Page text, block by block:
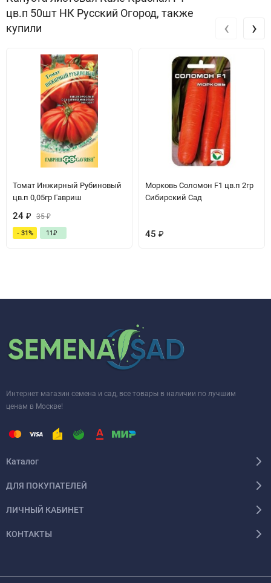
цв.п 50шт НК Русский Огород, также
купили
Томат Инжирный Рубиновый
цв.п 0,05гр Гавриш
24 ₽ 35₽
- 31% 11₽
Морковь Соломон F1 цв.п 2гр
Сибирский Сад
45 ₽
‹ ›
Интернет магазин семена и сад, все товары в наличии по лучшим
ценам в Москве!
Каталог
ДЛЯ ПОКУПАТЕЛЕЙ
ЛИЧНЫЙ КАБИНЕТ
КОНТАКТЫ